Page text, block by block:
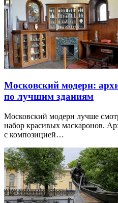
Московский модерн:
по лучшим зданиям
Московский модерн лучше
набор красивых маскаронов.
с композицией…